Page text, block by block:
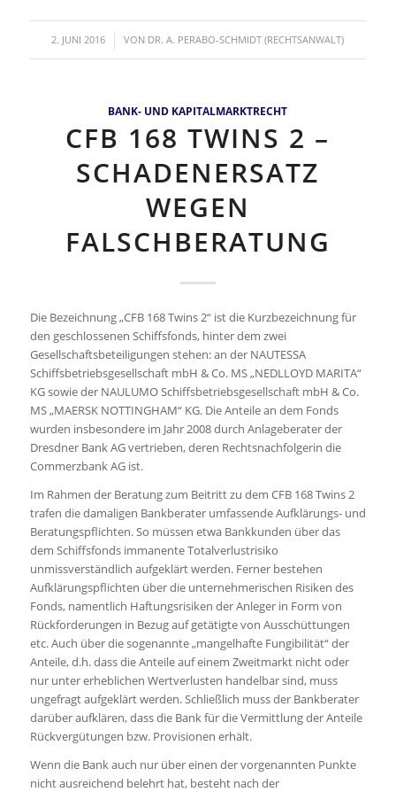
2. JUNI 2016
/ VON DR. A. PERABO-SCHMIDT (RECHTSANWALT)
BANK- UND KAPITALMARKTRECHT
CFB 168 TWINS 2 –
SCHADENERSATZ
WEGEN
FALSCHBERATUNG
Die Bezeichnung „CFB 168 Twins 2“ ist die Kurzbezeichnung für
den geschlossenen Schiffsfonds, hinter dem zwei
Gesellschaftsbeteiligungen stehen: an der NAUTESSA
Schiffsbetriebsgesellschaft mbH & Co. MS „NEDLLOYD MARITA“
KG sowie der NAULUMO Schiffsbetriebsgesellschaft mbH & Co.
MS „MAERSK NOTTINGHAM“ KG. Die Anteile an dem Fonds
wurden insbesondere im Jahr 2008 durch Anlageberater der
Dresdner Bank AG vertrieben, deren Rechtsnachfolgerin die
Commerzbank AG ist.
Im Rahmen der Beratung zum Beitritt zu dem CFB 168 Twins 2
trafen die damaligen Bankberater umfassende Aufklärungs- und
Beratungspflichten. So müssen etwa Bankkunden über das
dem Schiffsfonds immanente Totalverlustrisiko
unmissverständlich aufgeklärt werden. Ferner bestehen
Aufklärungspflichten über die unternehmerischen Risiken des
Fonds, namentlich Haftungsrisiken der Anleger in Form von
Rückforderungen in Bezug auf getätigte von Ausschüttungen
etc. Auch über die sogenannte „mangelhafte Fungibilität“ der
Anteile, d.h. dass die Anteile auf einem Zweitmarkt nicht oder
nur unter erheblichen Wertverlusten handelbar sind, muss
ungefragt aufgeklärt werden. Schließlich muss der Bankberater
darüber aufklären, dass die Bank für die Vermittlung der Anteile
Rückvergütungen bzw. Provisionen erhält.
Wenn die Bank auch nur über einen der vorgenannten Punkte
nicht ausreichend belehrt hat, besteht nach der